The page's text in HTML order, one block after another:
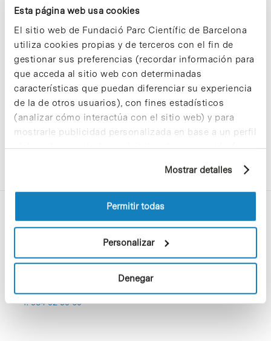
Esta página web usa cookies
El sitio web de Fundació Parc Científic de Barcelona
utiliza cookies propias y de terceros con el fin de
gestionar sus preferencias (recordar información para
que acceda al sitio web con determinadas
características que puedan diferenciar su experiencia
de la de otros usuarios), con fines estadísticos
(analizar cómo interactúa con el sitio web) y para
mostrarle publicidad personalizada en base a un perfil
elaborado a partir de sus hábitos de navegación (por
información sobre las cookies puede consultar
la Política de cookies del sitio web.
Mostrar detalles
Permitir todas
Personalizar
Denegar
Sorry, no results were found.
Please try again with different keywords.
C/Baldiri Reixac, 4-12 i 15
08028 Barcelona
T. 934 02 90 60